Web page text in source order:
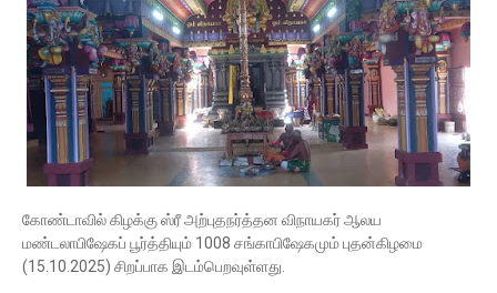
கோண்டாவில் கிழக்கு ஸ்ரீ அற்புதநர்த்தன விநாயகர் ஆலய
மண்டலாபிஷேகப் பூர்த்தியும் 1008 சங்காபிஷேகமும் புதன்கிழமை
(15.10.2025) சிறப்பாக இடம்பெறவுள்ளது.